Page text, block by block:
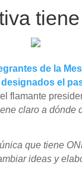
de la
designados el
flamante
claro a dónde
que tiene
ideas y